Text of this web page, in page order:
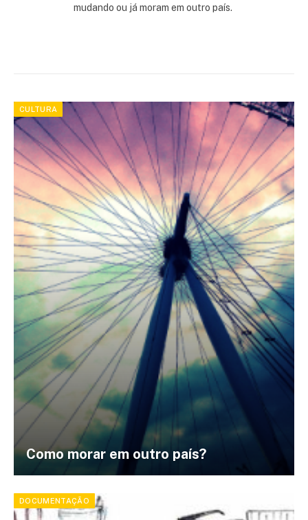
mudando ou já moram em outro país.
CULTURA
Como morar em outro país?
DOCUMENTAÇÃO